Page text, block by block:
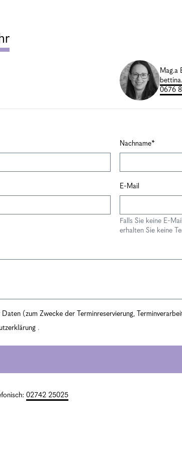
Mag.a
0676
Nachname
E-Mail
Falls Sie keine E-
erhalten Sie keine
(zum Zwecke der Terminreservierung,
.
02742 25025